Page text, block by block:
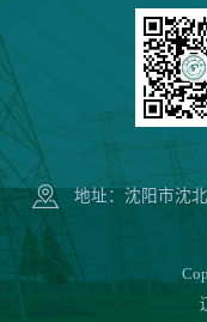
地址：沈阳市沈